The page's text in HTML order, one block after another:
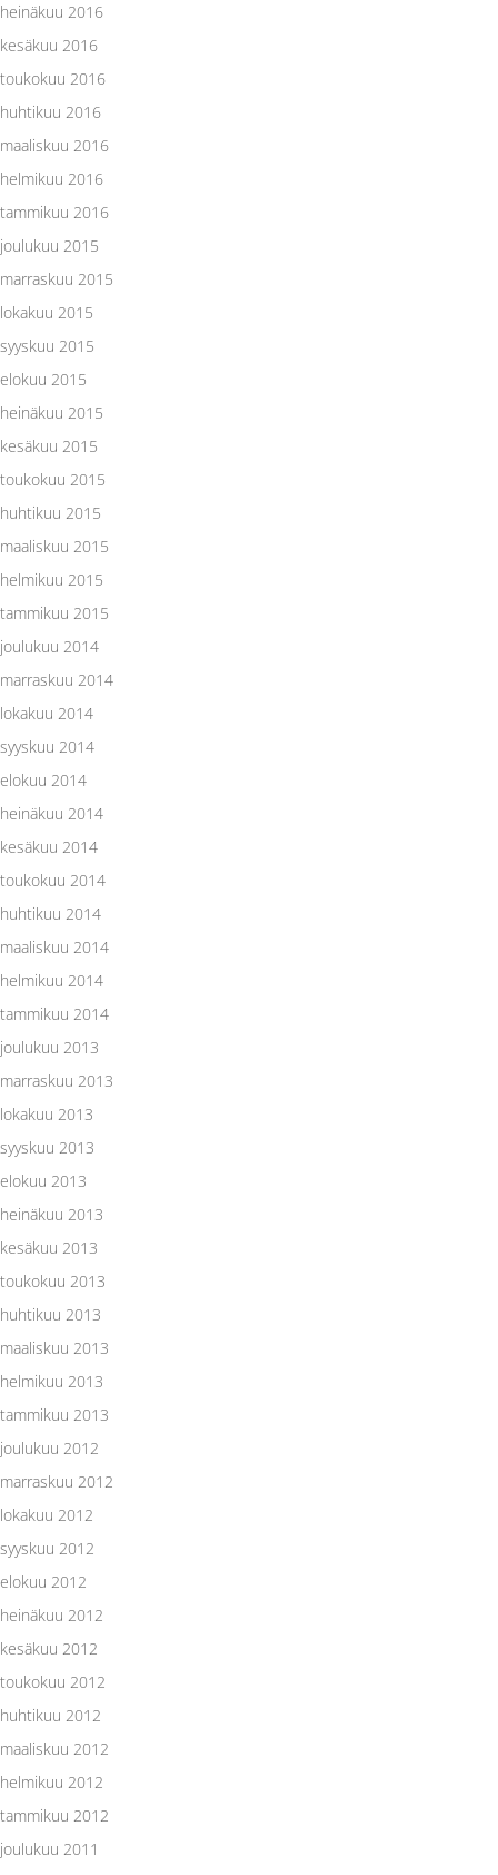
heinäkuu 2016
kesäkuu 2016
toukokuu 2016
huhtikuu 2016
maaliskuu 2016
helmikuu 2016
tammikuu 2016
joulukuu 2015
marraskuu 2015
lokakuu 2015
syyskuu 2015
elokuu 2015
heinäkuu 2015
kesäkuu 2015
toukokuu 2015
huhtikuu 2015
maaliskuu 2015
helmikuu 2015
tammikuu 2015
joulukuu 2014
marraskuu 2014
lokakuu 2014
syyskuu 2014
elokuu 2014
heinäkuu 2014
kesäkuu 2014
toukokuu 2014
huhtikuu 2014
maaliskuu 2014
helmikuu 2014
tammikuu 2014
joulukuu 2013
marraskuu 2013
lokakuu 2013
syyskuu 2013
elokuu 2013
heinäkuu 2013
kesäkuu 2013
toukokuu 2013
huhtikuu 2013
maaliskuu 2013
helmikuu 2013
tammikuu 2013
joulukuu 2012
marraskuu 2012
lokakuu 2012
syyskuu 2012
elokuu 2012
heinäkuu 2012
kesäkuu 2012
toukokuu 2012
huhtikuu 2012
maaliskuu 2012
helmikuu 2012
tammikuu 2012
joulukuu 2011